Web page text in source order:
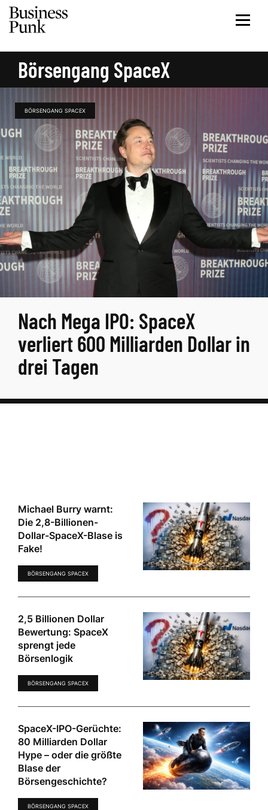
Börsengang SpaceX
BÖRSENGANG SPACEX
Nach Mega IPO: SpaceX
verliert 600 Milliarden Dollar in
drei Tagen
Michael Burry warnt:
Die 2,8-Billionen-
Dollar-SpaceX-Blase is
Fake!
BÖRSENGANG SPACEX
2,5 Billionen Dollar
Bewertung: SpaceX
sprengt jede
Börsenlogik
BÖRSENGANG SPACEX
SpaceX-IPO-Gerüchte:
80 Milliarden Dollar
Hype – oder die größte
Blase der
Börsengeschichte?
BÖRSENGANG SPACEX